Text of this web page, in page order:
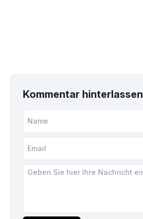
Kommentar hinterlassen